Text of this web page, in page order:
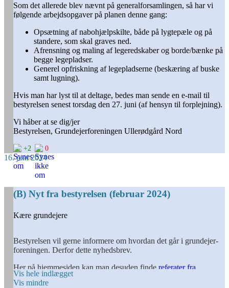
Som det allerede blev nævnt på generalforsamlingen, så har vi
følgende arbejdsopgaver på planen denne gang:
Opsætning af nabohjælpskilte, både på lygtepæle og på
standere, som skal graves ned.
Afrensning og maling af legeredskaber og borde/bænke på
begge legepladser.
Generel opfriskning af legepladserne (beskæring af buske
samt lugning).
Hvis man har lyst til at deltage, bedes man sende en e-mail til
bestyrelsen senest torsdag den 27. juni (af hensyn til forplejning).
Vi håber at se dig/jer
Bestyrelsen, Grundejerforeningen Ullerødgård Nord
+2 0
16. juni 2024
(B) Nyt fra bestyrelsen (februar 2024)
Kære grundejere
Bestyrelsen vil gerne informere om hvordan det går i grundejer­
foreningen. Derfor dette nyhedsbrev.
Her på hjemmesiden kan man desuden finde referater fra
bestyrelsesmøderne
Vis hele indlægget
Vis mindre